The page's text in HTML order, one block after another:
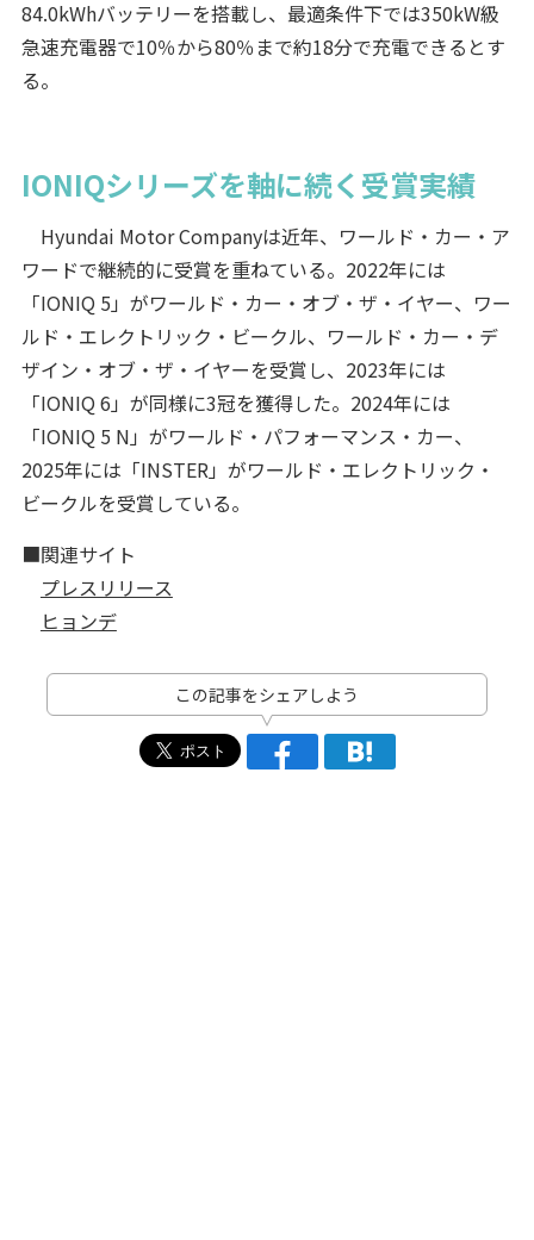
84.0kWhバッテリーを搭載し、最適条件下では350kW級
急速充電器で10％から80％まで約18分で充電できるとす
る。
IONIQシリーズを軸に続く受賞実績
Hyundai Motor Companyは近年、ワールド・カー・ア
ワードで継続的に受賞を重ねている。2022年には
「IONIQ 5」がワールド・カー・オブ・ザ・イヤー、ワー
ルド・エレクトリック・ビークル、ワールド・カー・デ
ザイン・オブ・ザ・イヤーを受賞し、2023年には
「IONIQ 6」が同様に3冠を獲得した。2024年には
「IONIQ 5 N」がワールド・パフォーマンス・カー、
2025年には「INSTER」がワールド・エレクトリック・
ビークルを受賞している。
■関連サイト
プレスリリース
ヒョンデ
この記事をシェアしよう